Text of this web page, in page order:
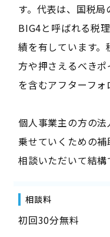
す。代表は、国税
BIG4と呼ばれる税
績を有しています
方や押さえるべき
を含むアフターフォ
個人事業主の方の
乗せていくための
相談いただいて結構
相談料
初回30分無料